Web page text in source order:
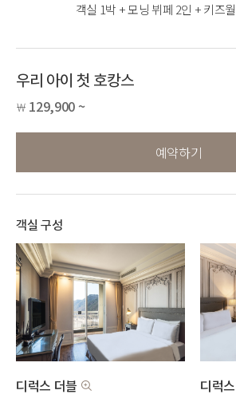
객실 1박 + 모닝 뷔페 2인 + 키즈
우리 아이 첫 호캉스
￦ 129,900 ~
예약하기
객실 구성
디럭스 더블 디럭